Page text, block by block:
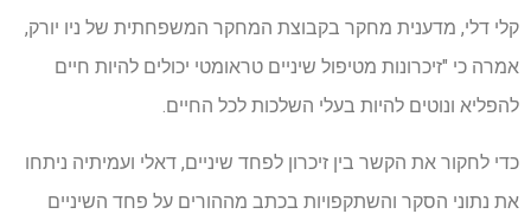
קלי דלי, מדענית מחקר בקבוצת המחקר המשפחתית של ניו יורק,
אמרה כי "זיכרונות מטיפול שיניים טראומטי יכולים להיות חיים
להפליא ונוטים להיות בעלי השלכות לכל החיים.
כדי לחקור את הקשר בין זיכרון לפחד שיניים, דאלי ועמיתיה ניתחו
את נתוני הסקר והשתקפויות בכתב מההורים על פחד השיניים